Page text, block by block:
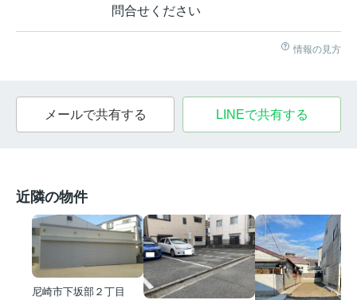
問合せください
情報の見方
メールで共有する LINEで共有する
近隣の物件
尼崎市下坂部２丁目